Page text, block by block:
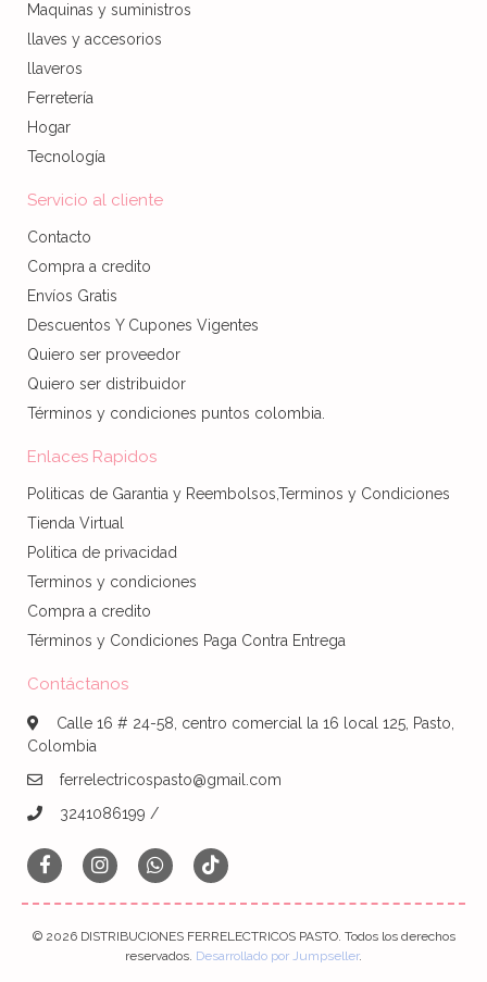
Maquinas y suministros
llaves y accesorios
llaveros
Ferretería
Hogar
Tecnología
Servicio al cliente
Contacto
Compra a credito
Envíos Gratis
Descuentos Y Cupones Vigentes
Quiero ser proveedor
Quiero ser distribuidor
Términos y condiciones puntos colombia.
Enlaces Rapidos
Politicas de Garantia y Reembolsos,Terminos y Condiciones
Tienda Virtual
Politica de privacidad
Terminos y condiciones
Compra a credito
Términos y Condiciones Paga Contra Entrega
Contáctanos
Calle 16 # 24-58, centro comercial la 16 local 125, Pasto,
Colombia
ferrelectricospasto@gmail.com
3241086199 /
© 2026 DISTRIBUCIONES FERRELECTRICOS PASTO. Todos los derechos
reservados. Desarrollado por Jumpseller.